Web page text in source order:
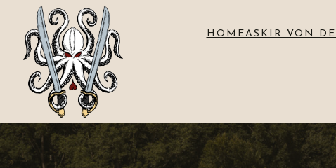
HOMEASKIR VON